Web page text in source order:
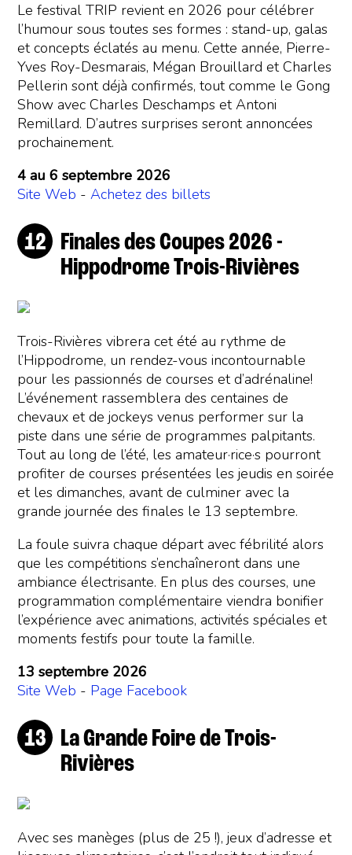
Le festival TRIP revient en 2026 pour célébrer
l’humour sous toutes ses formes : stand-up, galas
et concepts éclatés au menu. Cette année, Pierre-
Yves Roy-Desmarais, Mégan Brouillard et Charles
Pellerin sont déjà confirmés, tout comme le Gong
Show avec Charles Deschamps et Antoni
Remillard. D’autres surprises seront annoncées
prochainement.
4 au 6 septembre 2026
Site Web -Achetez des billets
Finales des Coupes 2026 -
Hippodrome Trois-Rivières
Trois-Rivières vibrera cet été au rythme de
l’Hippodrome, un rendez-vous incontournable
pour les passionnés de courses et d’adrénaline!
L’événement rassemblera des centaines de
chevaux et de jockeys venus performer sur la
piste dans une série de programmes palpitants.
Tout au long de l’été, les amateur·rice·s pourront
profiter de courses présentées les jeudis en soirée
et les dimanches, avant de culminer avec la
grande journée des finales le 13 septembre.
La foule suivra chaque départ avec fébrilité alors
que les compétitions s’enchaîneront dans une
ambiance électrisante. En plus des courses, une
programmation complémentaire viendra bonifier
l’expérience avec animations, activités spéciales et
moments festifs pour toute la famille.
13 septembre 2026
Site Web - Page Facebook
La Grande Foire de Trois-
Rivières
Avec ses manèges (plus de 25 !), jeux d’adresse et